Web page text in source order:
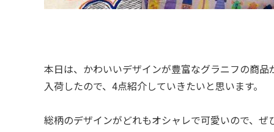
本日は、かわいいデザインが豊富なグラニフの商品
入荷したので、4点紹介していきたいと思います。
総柄のデザインがどれもオシャレで可愛いので、ぜ